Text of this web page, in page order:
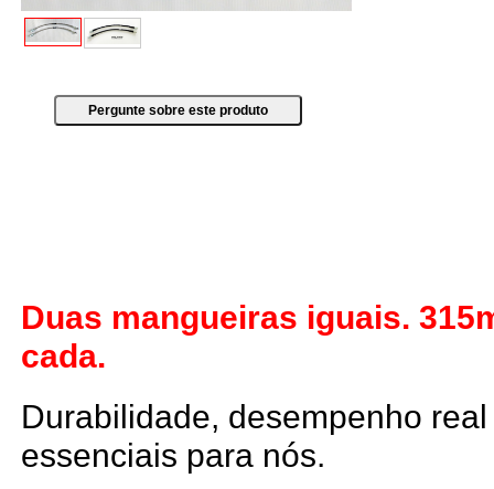
Duas mangueiras iguais.
cada.
Durabilidade, desempenho
essenciais para nós.